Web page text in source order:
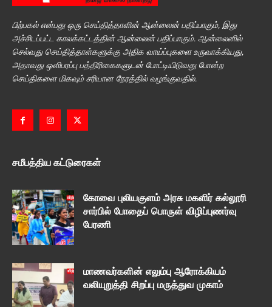
பிற்பகல் என்பது ஒரு செய்தித்தாளின் ஆன்லைன் பதிப்பாகும், இது
அச்சிடப்பட்ட காலக்கட்டத்தின் ஆன்லைன் பதிப்பாகும். ஆன்லைனில்
செல்வது செய்தித்தாள்களுக்கு அதிக வாய்ப்புகளை உருவாக்கியது,
அதாவது ஒளிபரப்பு பத்திரிகைகளுடன் போட்டியிடுவது போன்ற
செய்திகளை மிகவும் சரியான நேரத்தில் வழங்குவதில்.
சமீபத்திய கட்டுரைகள்
கோவை புலியகுளம் அரசு மகளிர் கல்லூரி
சார்பில் போதைப் பொருள் விழிப்புணர்வு
பேரணி
மாணவர்களின் எலும்பு ஆரோக்கியம்
வலியுறுத்தி சிறப்பு மருத்துவ முகாம்